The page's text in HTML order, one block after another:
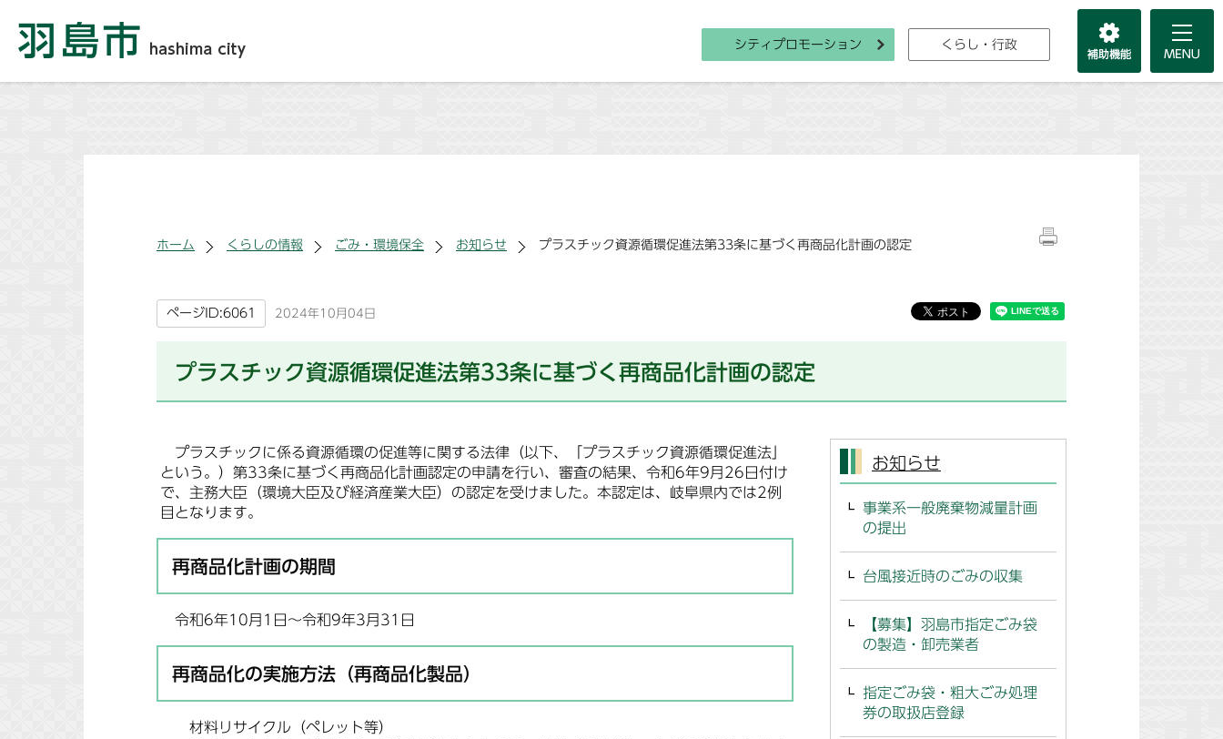
シティプロモーション くらし・行政
ホーム くらしの情報 ごみ・環境保全 お知らせ プラスチック資源循環促進法第33条に基づく再商品化計画の認定
ページID:6061 2024年10月04日
プラスチック資源循環促進法第33条に基づく再商品化計画の認定
プラスチックに係る資源循環の促進等に関する法律（以下、「プラスチック資源循環促進法」
という。）第33条に基づく再商品化計画認定の申請を行い、審査の結果、令和6年9月26日付け
で、主務大臣（環境大臣及び経済産業大臣）の認定を受けました。本認定は、岐阜県内では2例
目となります。
再商品化計画の期間
令和6年10月1日～令和9年3月31日
再商品化の実施方法（再商品化製品）
材料リサイクル（ペレット等）
お知らせ
事業系一般廃棄物減量計画
の提出
台風接近時のごみの収集
【募集】羽島市指定ごみ袋
の製造・卸売業者
指定ごみ袋・粗大ごみ処理
券の取扱店登録